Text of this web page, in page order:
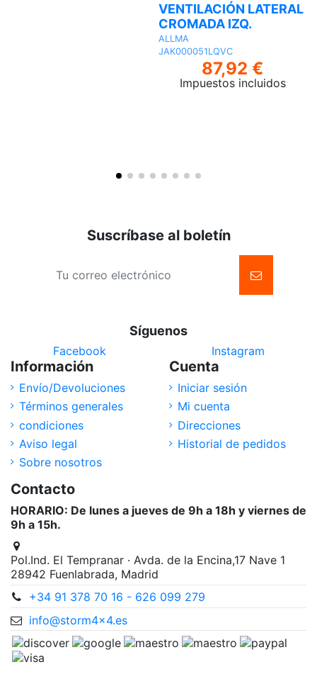
VENTILACIÓN LATERAL
CROMADA IZQ.
ALLMA
JAK000051LQVC
87,92 €
Impuestos incluidos
Suscríbase al boletín
Síguenos
Facebook Instagram
Información
Envío/Devoluciones
Términos generales
condiciones
Aviso legal
Sobre nosotros
Cuenta
Iniciar sesión
Mi cuenta
Direcciones
Historial de pedidos
Contacto
HORARIO: De lunes a jueves de 9h a 18h y viernes de
9h a 15h.
Pol.Ind. El Tempranar · Avda. de la Encina,17 Nave 1
28942 Fuenlabrada, Madrid
+34 91 378 70 16 - 626 099 279
info@storm4x4.es